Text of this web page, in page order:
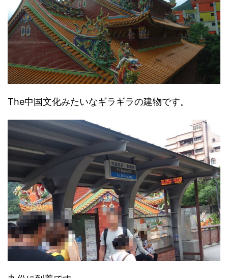
The中国文化みたいなギラギラの建物です。